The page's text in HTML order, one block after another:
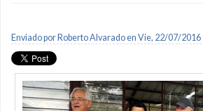
Enviado por Roberto Alvaradoen Vie, 22/07/2016